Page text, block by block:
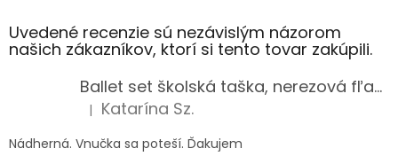
Uvedené recenzie sú nezávislým názorom
našich zákazníkov, ktorí si tento tovar zakúpili.
Ballet set školská taška, nerezová fľaša a plný peračník s motívom baletky pre dievča
Hodnotenie produktu je 5 z 5 hviezdičiek.
| Katarína Sz.
Nádherná. Vnučka sa poteší. Ďakujem